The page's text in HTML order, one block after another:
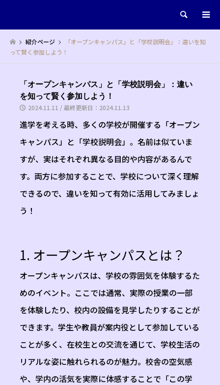
検索
紹介ページ
「オープンキャンパス」と「学校説明会」：違いを知
って賢く参加しよう！
「オープンキャンパス」と「学校説明会」：違い
を知って賢く参加しよう！
2024.11.11 / 最終更新日：2024.11.13
進学を考える時、多くの学校が開催する「オープン
キャンパス」と「学校説明会」。名前は似ていま
すが、実はそれぞれ異なる目的や内容があるんで
す。両方に参加することで、学校について深く理解
できるので、違いを知って有効に活用してみましょ
う！
1. オープンキャンパスとは？
オープンキャンパスは、学校の雰囲気を体験するた
めのイベント。ここでは通常、実際の授業の一部
を体験したり、校内の設備を見学したりすることが
できます。学生や教員が案内役として参加している
ことが多く、在校生との交流を通じて、学校生活の
リアルな姿に触れられるのが魅力。校舎の空気感
や、学内の活気を実際に体感することで「この学